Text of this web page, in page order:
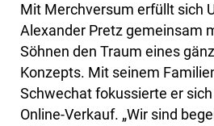
Mit Merchversum erfüllt sich
Alexander Pretz gemeinsam
Söhnen den Traum eines
Konzepts. Mit seinem
Schwechat fokussierte er
Online-Verkauf. „Wir sind